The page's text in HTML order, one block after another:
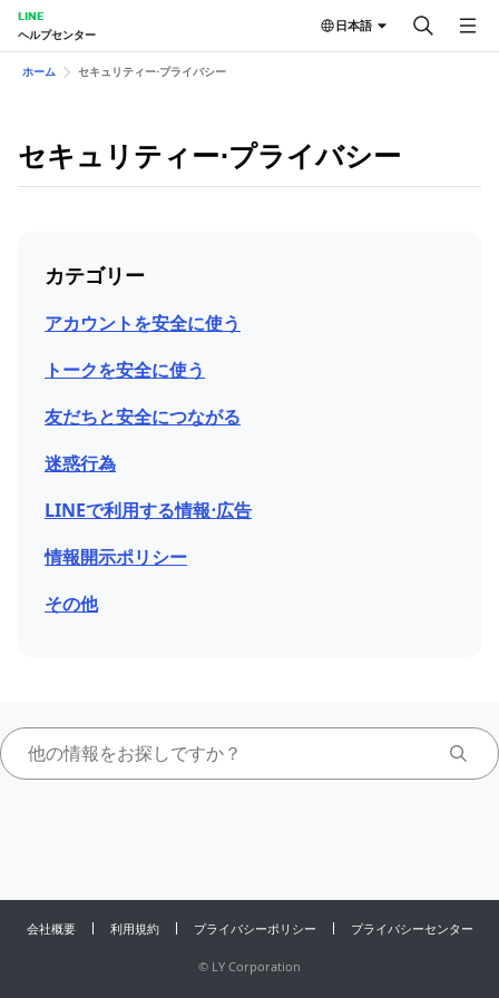
LINE
ヘルプセンター
日本語
ホーム セキュリティー⋅プライバシー
セキュリティー⋅プライバシー
カテゴリー
アカウントを安全に使う
トークを安全に使う
友だちと安全につながる
迷惑行為
LINEで利用する情報⋅広告
情報開示ポリシー
その他
会社概要 利用規約 プライバシーポリシー プライバシーセンター
© LY Corporation